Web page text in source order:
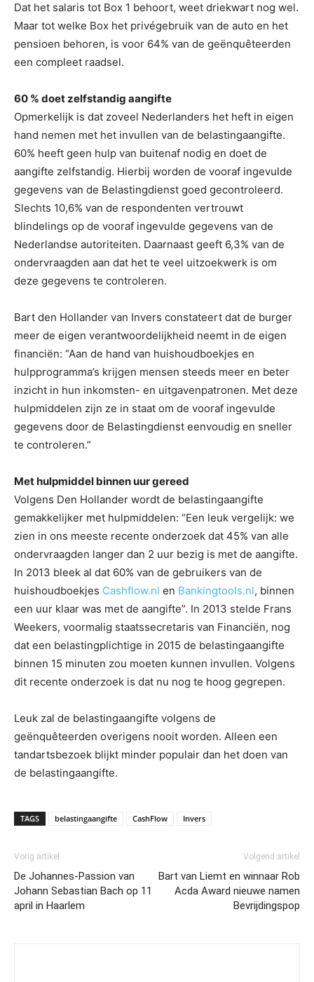
Dat het salaris tot Box 1 behoort, weet driekwart nog wel.
Maar tot welke Box het privégebruik van de auto en het
pensioen behoren, is voor 64% van de geënquêteerden
een compleet raadsel.
60 % doet zelfstandig aangifte
Opmerkelijk is dat zoveel Nederlanders het heft in eigen
hand nemen met het invullen van de belastingaangifte.
60% heeft geen hulp van buitenaf nodig en doet de
aangifte zelfstandig. Hierbij worden de vooraf ingevulde
gegevens van de Belastingdienst goed gecontroleerd.
Slechts 10,6% van de respondenten vertrouwt
blindelings op de vooraf ingevulde gegevens van de
Nederlandse autoriteiten. Daarnaast geeft 6,3% van de
ondervraagden aan dat het te veel uitzoekwerk is om
deze gegevens te controleren.
Bart den Hollander van Invers constateert dat de burger
meer de eigen verantwoordelijkheid neemt in de eigen
financiën: “Aan de hand van huishoudboekjes en
hulpprogramma’s krijgen mensen steeds meer en beter
inzicht in hun inkomsten- en uitgavenpatronen. Met deze
hulpmiddelen zijn ze in staat om de vooraf ingevulde
gegevens door de Belastingdienst eenvoudig en sneller
te controleren.”
Met hulpmiddel binnen uur gereed
Volgens Den Hollander wordt de belastingaangifte
gemakkelijker met hulpmiddelen: “Een leuk vergelijk: we
zien in ons meeste recente onderzoek dat 45% van alle
ondervraagden langer dan 2 uur bezig is met de aangifte.
In 2013 bleek al dat 60% van de gebruikers van de
huishoudboekjes Cashflow.nl en Bankingtools.nl, binnen
een uur klaar was met de aangifte”. In 2013 stelde Frans
Weekers, voormalig staatssecretaris van Financiën, nog
dat een belastingplichtige in 2015 de belastingaangifte
binnen 15 minuten zou moeten kunnen invullen. Volgens
dit recente onderzoek is dat nu nog te hoog gegrepen.
Leuk zal de belastingaangifte volgens de
geënquêteerden overigens nooit worden. Alleen een
tandartsbezoek blijkt minder populair dan het doen van
de belastingaangifte.
TAGS belastingaangifte CashFlow Invers
Vorig artikel
De Johannes-Passion van
Johann Sebastian Bach op 11
april in Haarlem
Volgend artikel
Bart van Liemt en winnaar Rob
Acda Award nieuwe namen
Bevrijdingspop